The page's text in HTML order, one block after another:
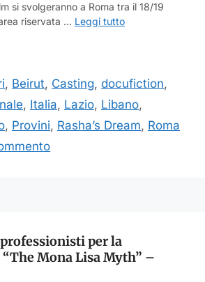
si svolgeranno a Roma tra il 18/19
riservata … Leggi tutto
, Beirut, Casting,docufiction,
, Italia, Lazio, Libano,
, Provini, Rasha’s Dream, Roma
per la
Mona Lisa Myth” –